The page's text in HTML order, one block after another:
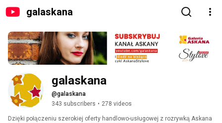
galaskana
galaskana
@galaskana
343 subscribers • 278 videos
Dzięki połączeniu szerokiej oferty handlowo-usługowej z rozrywką Askana